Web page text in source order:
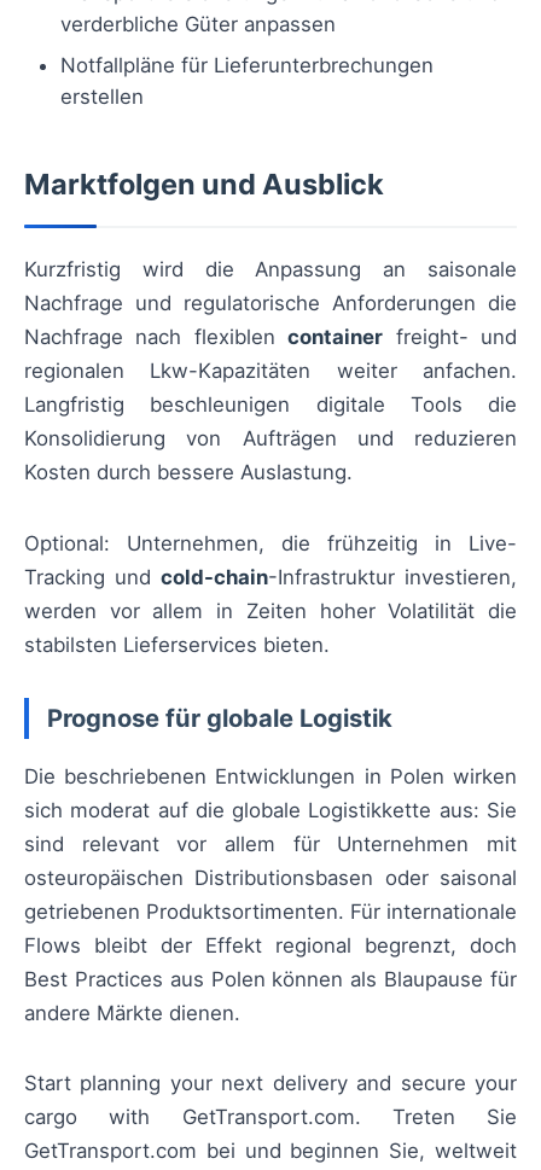
verderbliche Güter anpassen
Notfallpläne für Lieferunterbrechungen
erstellen
Marktfolgen und Ausblick
Kurzfristig wird die Anpassung an saisonale
Nachfrage und regulatorische Anforderungen die
Nachfrage nach flexiblencontainer freight- und
regionalen Lkw-Kapazitäten weiter anfachen.
Langfristig beschleunigen digitale Tools die
Konsolidierung von Aufträgen und reduzieren
Kosten durch bessere Auslastung.
Optional: Unternehmen, die frühzeitig in Live-
Tracking und cold-chain-Infrastruktur investieren,
werden vor allem in Zeiten hoher Volatilität die
stabilsten Lieferservices bieten.
Prognose für globale Logistik
Die beschriebenen Entwicklungen in Polen wirken
sich moderat auf die globale Logistikkette aus: Sie
sind relevant vor allem für Unternehmen mit
osteuropäischen Distributionsbasen oder saisonal
getriebenen Produktsortimenten. Für internationale
Flows bleibt der Effekt regional begrenzt, doch
Best Practices aus Polen können als Blaupause für
andere Märkte dienen.
Start planning your next delivery and secure your
cargo with GetTransport.com. Treten Sie
GetTransport.com bei und beginnen Sie, weltweit